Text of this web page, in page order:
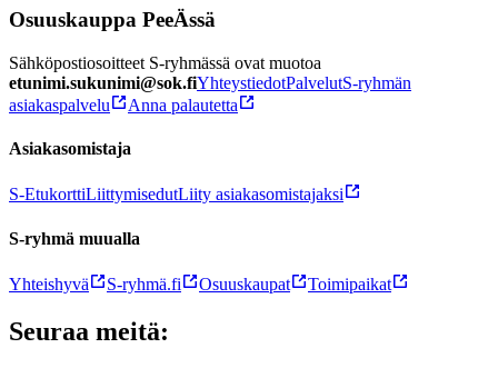
Osuuskauppa PeeÄssä
Sähköpostiosoitteet S-ryhmässä ovat muotoa
etunimi.sukunimi@sok.fiYhteystiedotPalvelutS-ryhmän
asiakaspalvelu
Anna palautetta
Asiakasomistaja
S-EtukorttiLiittymisedutLiity asiakasomistajaksi
S-ryhmä muualla
Yhteishyvä S-ryhmä.fi Osuuskaupat Toimipaikat
Seuraa meitä: